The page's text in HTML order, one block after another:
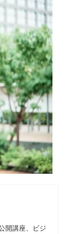
開講座、ビジ